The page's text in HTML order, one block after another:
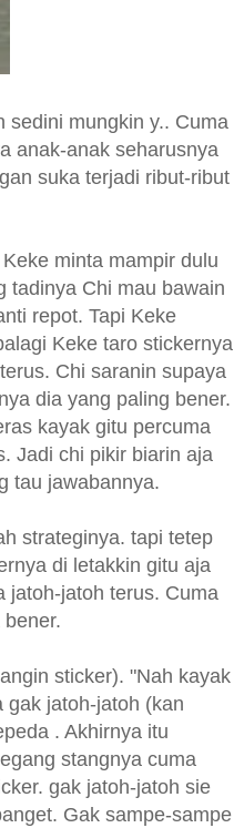
sedini mungkin y.. Cuma
anak-anak seharusnya
suka terjadi ribut-ribut
minta mampir dulu
tadinya Chi mau bawain
repot. Tapi Keke
Keke taro stickernya
Chi saranin supaya
dia yang paling bener.
kayak gitu percuma
Jadi chi pikir biarin aja
tau jawabannya.
strateginya. tapi tetep
di letakkin gitu aja
jatoh-jatoh terus. Cuma
sticker). "Nah kayak
gak jatoh-jatoh (kan
. Akhirnya itu
stangnya cuma
gak jatoh-jatoh sie
Gak sampe-sampe